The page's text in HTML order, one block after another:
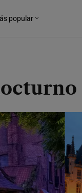
popular